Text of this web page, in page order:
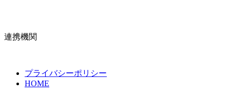
連携機関
プライバシーポリシー
HOME